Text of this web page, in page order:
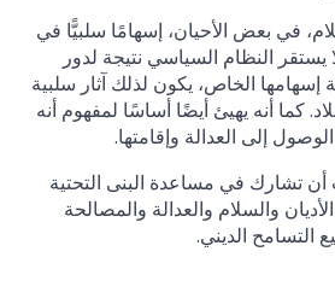
في بعض الأحيان، إسهامًا سلبيًّا في
يستقر النظام السياسي نتيجة لدور
إسهامها الخاص، يكون لذلك آثار سلبية
كما أنه يهيئ أيضًا أساسًا لمفهوم أنه
إلى العدالة وإقامتها.
أن تشارك في مساعدة البنى التحتية
والسلام والعدالة والمصالحة
التسامح الديني.